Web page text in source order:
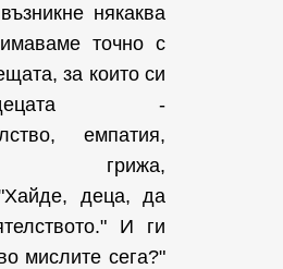
някаква
точно с
за които си
-
емпатия,
грижа,
деца, да
И ги
мислите сега?"